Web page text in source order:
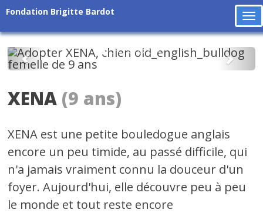
Fondation Brigitte Bardot
Précédent
XENA (9 ans)
XENA est une petite bouledogue anglais
encore un peu timide, au passé difficile, qui
n'a jamais vraiment connu la douceur d'un
foyer. Aujourd'hui, elle découvre peu à peu
le monde et tout reste encore